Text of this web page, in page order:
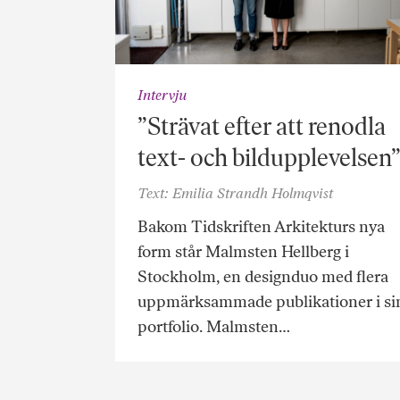
Intervju
”Strävat efter att renodla
text- och bildupplevelsen”
Text: Emilia Strandh Holmqvist
Bakom Tidskriften Arkitekturs nya
form står Malmsten Hellberg i
Stockholm, en designduo med flera
uppmärksammade publikationer i
portfolio. Malmsten…